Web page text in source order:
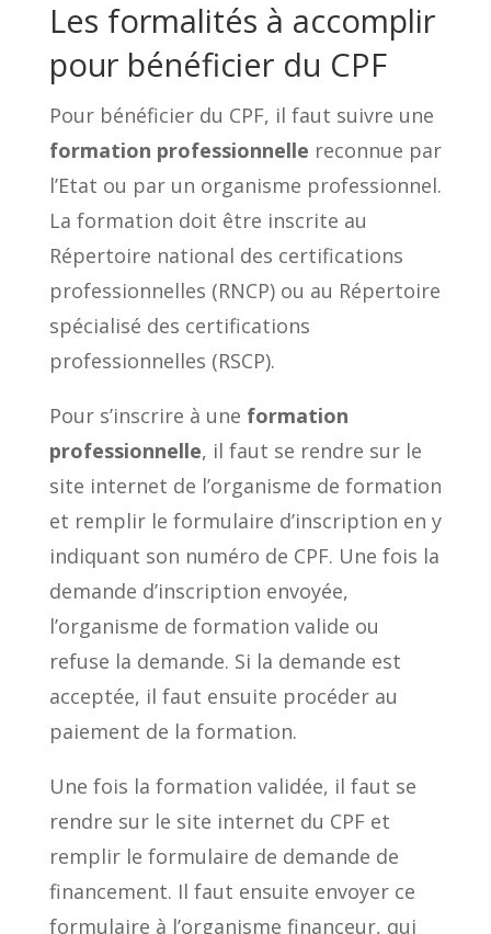
Les formalités à accomplir
pour bénéficier du CPF
Pour bénéficier du CPF, il faut suivre une
formation professionnelle reconnue par
l’Etat ou par un organisme professionnel.
La formation doit être inscrite au
Répertoire national des certifications
professionnelles (RNCP) ou au Répertoire
spécialisé des certifications
professionnelles (RSCP).
Pour s’inscrire à une formation
professionnelle, il faut se rendre sur le
site internet de l’organisme de formation
et remplir le formulaire d’inscription en y
indiquant son numéro de CPF. Une fois la
demande d’inscription envoyée,
l’organisme de formation valide ou
refuse la demande. Si la demande est
acceptée, il faut ensuite procéder au
paiement de la formation.
Une fois la formation validée, il faut se
rendre sur le site internet du CPF et
remplir le formulaire de demande de
financement. Il faut ensuite envoyer ce
formulaire à l’organisme financeur, qui